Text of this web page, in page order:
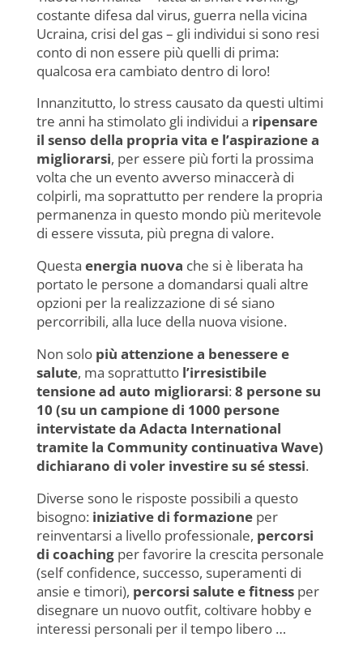
costante difesa dal virus, guerra nella vicina
Ucraina, crisi del gas – gli individui si sono resi
conto di non essere più quelli di prima:
qualcosa era cambiato dentro di loro!
Innanzitutto, lo stress causato da questi ultimi
tre anni ha stimolato gli individui a ripensare
il senso della propria vita e l’aspirazione a
migliorarsi, per essere più forti la prossima
volta che un evento avverso minaccerà di
colpirli, ma soprattutto per rendere la propria
permanenza in questo mondo più meritevole
di essere vissuta, più pregna di valore.
Questa energia nuova che si è liberata ha
portato le persone a domandarsi quali altre
opzioni per la realizzazione di sé siano
percorribili, alla luce della nuova visione.
Non solo più attenzione a benessere e
salute, ma soprattutto l’irresistibile
tensione ad auto migliorarsi: 8 persone su
10 (su un campione di 1000 persone
intervistate da Adacta International
tramite la Community continuativa Wave)
dichiarano di voler investire su sé stessi.
Diverse sono le risposte possibili a questo
bisogno: iniziative di formazioneper
reinventarsi a livello professionale, percorsi
di coachingper favorire la crescita personale
(self confidence, successo, superamenti di
ansie e timori), percorsi salute e fitnessper
disegnare un nuovo outfit, coltivare hobby e
interessi personali per il tempo libero …